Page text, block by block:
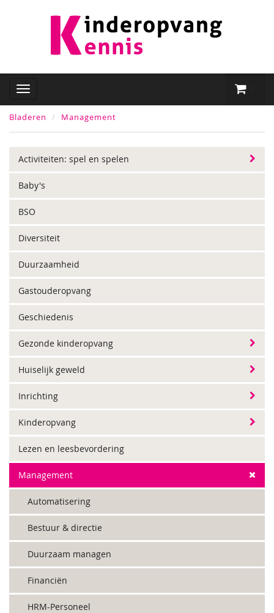
Bladeren Management
Activiteiten: spel en spelen
Baby's
BSO
Diversiteit
Duurzaamheid
Gastouderopvang
Geschiedenis
Gezonde kinderopvang
Huiselijk geweld
Inrichting
Kinderopvang
Lezen en leesbevordering
Management
Automatisering
Bestuur & directie
Duurzaam managen
Financiën
HRM-Personeel